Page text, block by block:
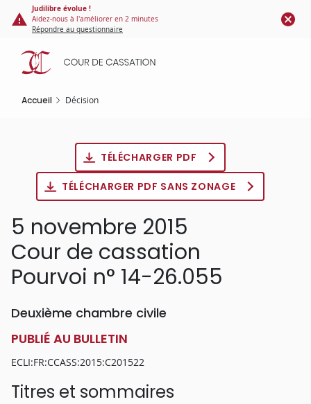
Panneau de gestion des cookies
contenu
principal
Judilibre évolue !
Aidez-nous à l'améliorer en 2 minutes
Répondre au questionnaire
Accueil Décision
TÉLÉCHARGER PDF
TÉLÉCHARGER PDF SANS ZONAGE
5 novembre 2015
Cour de cassation
Pourvoi n° 14-26.055
Deuxième chambre civile
PUBLIÉ AU BULLETIN
ECLI:FR:CCASS:2015:C201522
Titres et sommaires